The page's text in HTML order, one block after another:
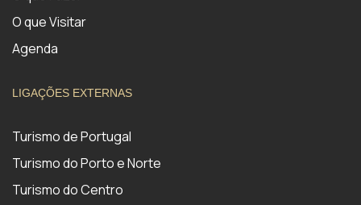
O que Visitar
Agenda
LIGAÇÕES EXTERNAS
Turismo de Portugal
Turismo do Porto e Norte
Turismo do Centro